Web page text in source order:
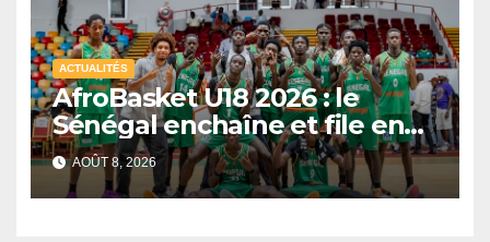
ACTUALITÉS
AfroBasket U18 2026 : le
Sénégal enchaîne et file en
quarts de finale
AOÛT 8, 2026